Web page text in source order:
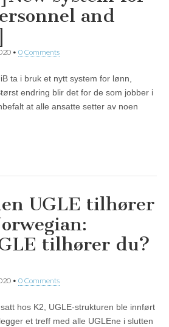
and
• 0 Comments
ta i bruk et nytt system for lønn,
endring blir det for de som jobber i
at alle ansatte setter av noen
UGLE tilhører
tilhører du?
• 0 Comments
hos K2, UGLE-strukturen ble innført
et treff med alle UGLEne i slutten